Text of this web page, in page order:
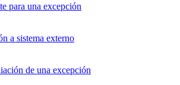
para una excepción
a sistema externo
de una excepción